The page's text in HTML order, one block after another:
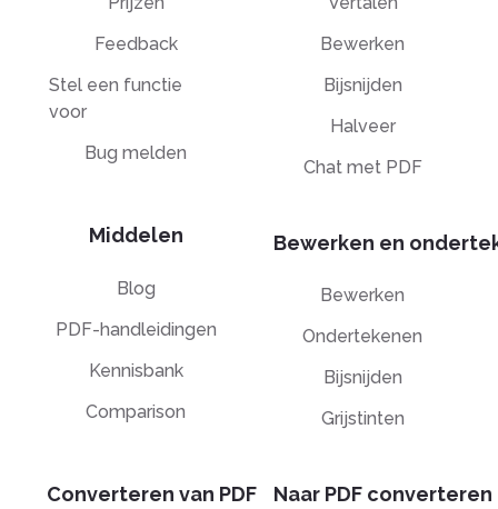
Feedback
Stel een functie
voor
Bug melden
Middelen
Blog
PDF-handleidingen
Kennisbank
Comparison
Bewerken
Bijsnijden
Halveer
Chat met PDF
Bewerken en
Bewerken
Ondertekenen
Bijsnijden
Grijstinten
Converteren van PDF Naar PDF converteren